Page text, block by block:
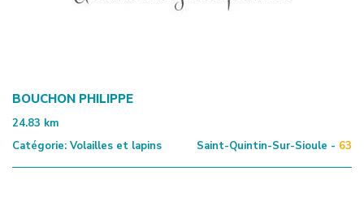
BOUCHON PHILIPPE
24.83 km
Catégorie: Volailles et lapins Saint-Quintin-Sur-Sioule - 63